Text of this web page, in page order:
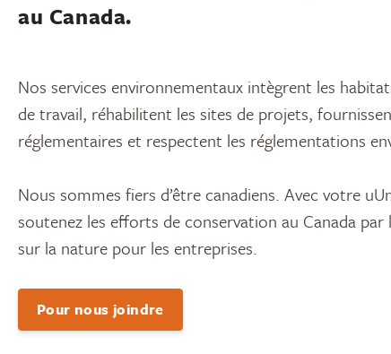
au Canada.
Nos services environnementaux intègrent les
de travail, réhabilitent les sites de projets,
réglementaires et respectent les réglementations
Nous sommes fiers d’être canadiens. Avec votre
soutenez les efforts de conservation au Canada par
sur la nature pour les entreprises.
Pour nous joindre